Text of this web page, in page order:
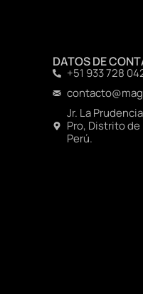
DATOS DE
+51 933 728
Jr. La
Pro, Distrito de
Perú.